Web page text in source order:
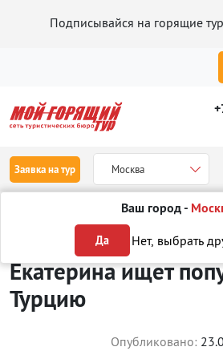
Подписывайся на горящие
Заявка на тур Москва
Ваш город -
Да Нет, выбрать
Поиск попутчиков 14298
Екатерина ищет
Турцию
Опубликовано: